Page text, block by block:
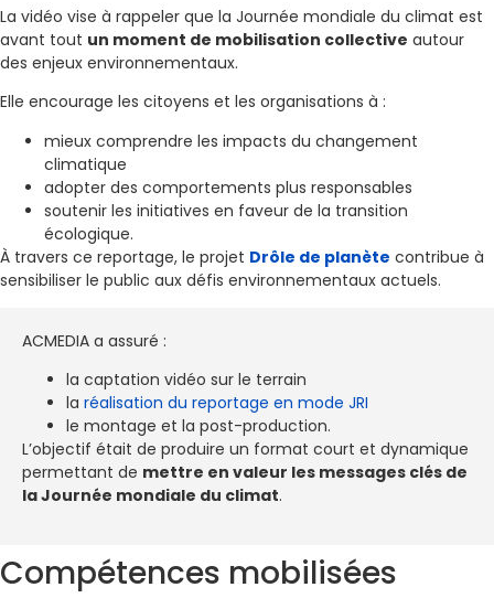
La vidéo vise à rappeler que la Journée mondiale du climat est
avant tout un moment de mobilisation collective autour
des enjeux environnementaux.
Elle encourage les citoyens et les organisations à :
mieux comprendre les impacts du changement
climatique
adopter des comportements plus responsables
soutenir les initiatives en faveur de la transition
écologique.
À travers ce reportage, le projet Drôle de planète contribue à
sensibiliser le public aux défis environnementaux actuels.
ACMEDIA a assuré :
la captation vidéo sur le terrain
la réalisation du reportage en mode JRI
le montage et la post-production.
L’objectif était de produire un format court et dynamique
permettant de mettre en valeur les messages clés de
la Journée mondiale du climat.
Compétences mobilisées